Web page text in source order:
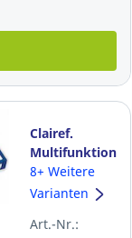
Clairef.
Trophée
8175C, A4, 80
korallrot, int.
8+ Weitere
Varianten
Art.-Nr.: